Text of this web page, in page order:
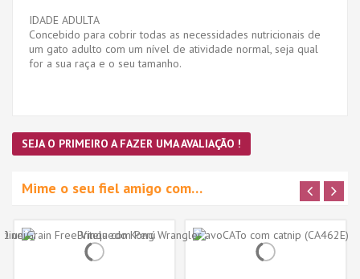
IDADE ADULTA
Concebido para cobrir todas as necessidades nutricionais de
um gato adulto com um nível de atividade normal, seja qual
for a sua raça e o seu tamanho.
SEJA O PRIMEIRO A FAZER UMA AVALIAÇÃO !
Mime o seu fiel amigo com…